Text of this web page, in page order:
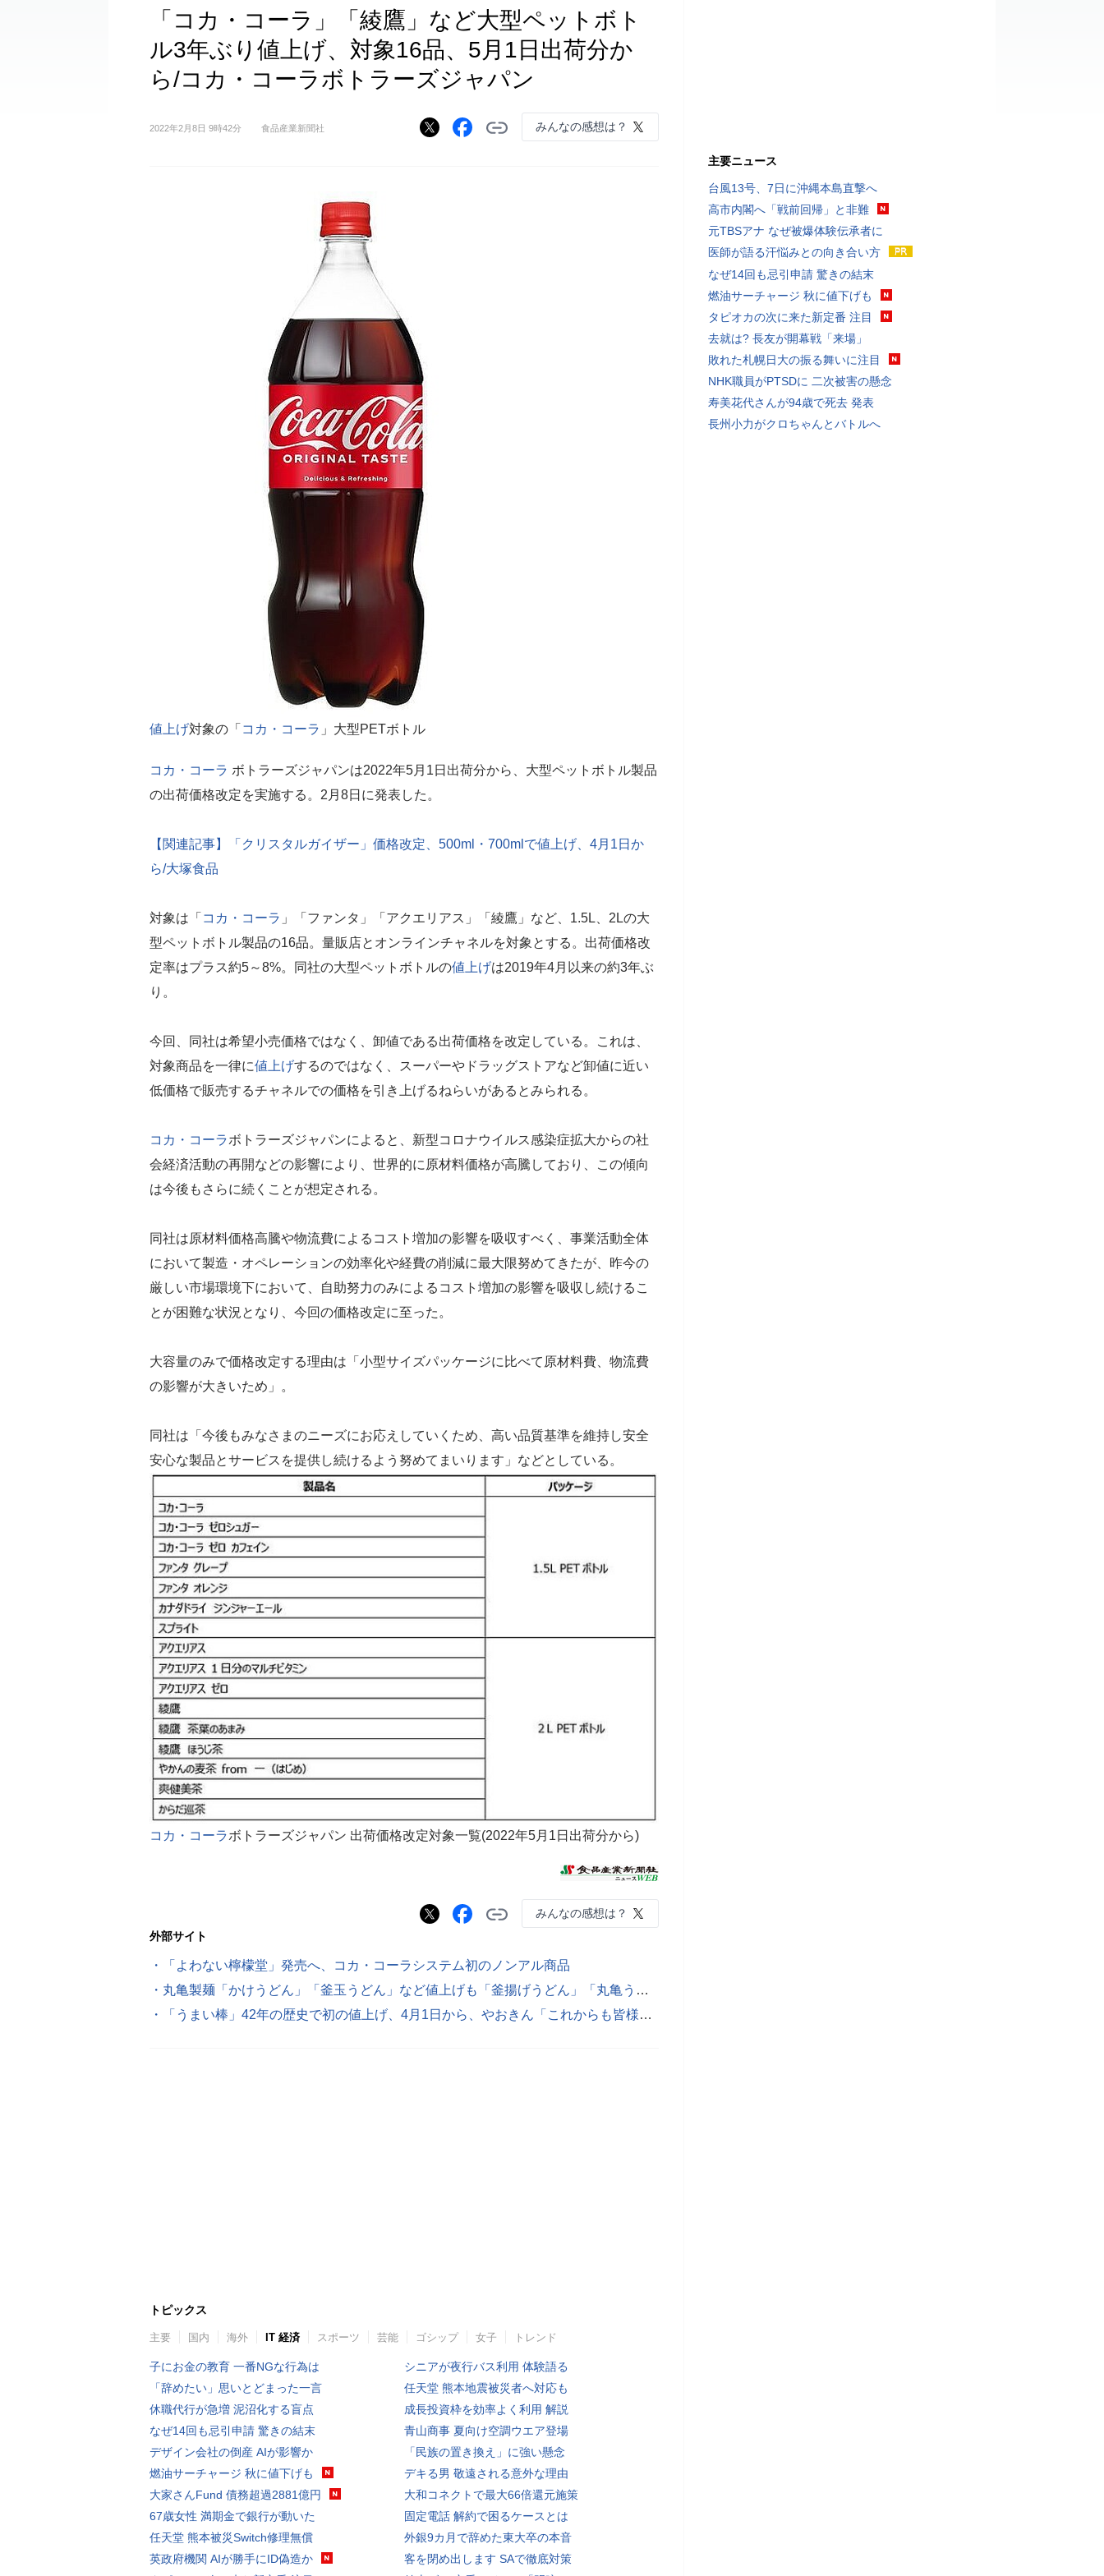
「コカ・コーラ」「綾鷹」など大型ペットボト
ル3年ぶり値上げ、対象16品、5月1日出荷分か
ら/コカ・コーラボトラーズジャパン
2022年2月8日 9時42分 食品産業新聞社 みんなの感想は？
値上げ対象の「 コカ・コーラ 」大型PETボトル
コカ・コーラ ボトラーズジャパンは2022年5月1日出荷分から、大型ペットボトル製品
の出荷価格改定を実施する。2月8日に発表した。
【関連記事】「クリスタルガイザー」価格改定、500ml・700mlで値上げ、4月1日か
ら/大塚食品
対象は「 コカ・コーラ 」「ファンタ」「アクエリアス」「綾鷹」など、1.5L、2Lの大
型ペットボトル製品の16品。量販店とオンラインチャネルを対象とする。出荷価格改
定率はプラス約5～8%。同社の大型ペットボトルの値上げは2019年4月以来の約3年ぶ
り。
今回、同社は希望小売価格ではなく、卸値である出荷価格を改定している。これは、
対象商品を一律に値上げするのではなく、スーパーやドラッグストアなど卸値に近い
低価格で販売するチャネルでの価格を引き上げるねらいがあるとみられる。
コカ・コーラボトラーズジャパンによると、新型コロナウイルス感染症拡大からの社
会経済活動の再開などの影響により、世界的に原材料価格が高騰しており、この傾向
は今後もさらに続くことが想定される。
同社は原材料価格高騰や物流費によるコスト増加の影響を吸収すべく、事業活動全体
において製造・オペレーションの効率化や経費の削減に最大限努めてきたが、昨今の
厳しい市場環境下において、自助努力のみによるコスト増加の影響を吸収し続けるこ
とが困難な状況となり、今回の価格改定に至った。
大容量のみで価格改定する理由は「小型サイズパッケージに比べて原材料費、物流費
の影響が大きいため」。
同社は「今後もみなさまのニーズにお応えしていくため、高い品質基準を維持し安全
安心な製品とサービスを提供し続けるよう努めてまいります」などとしている。
コカ・コーラボトラーズジャパン 出荷価格改定対象一覧(2022年5月1日出荷分から)
みんなの感想は？
外部サイト
・「よわない檸檬堂」発売へ、コカ・コーラシステム初のノンアル商品
・丸亀製麺「かけうどん」「釜玉うどん」など値上げも「釜揚げうどん」「丸亀うどん弁当」は据え置き、2022年1月12日価格改定
・「うまい棒」42年の歴史で初の値上げ、4月1日から、やおきん「これからも皆様に喜んでいただける商品をお届けできるよう努めてまいります」
トピックス
主要 国内 海外 IT 経済 スポーツ 芸能 ゴシップ 女子 トレンド
子にお金の教育 一番NGな行為は
「辞めたい」思いとどまった一言
休職代行が急増 泥沼化する盲点
なぜ14回も忌引申請 驚きの結末
デザイン会社の倒産 AIが影響か
燃油サーチャージ 秋に値下げも
大家さんFund 債務超過2881億円
67歳女性 満期金で銀行が動いた
任天堂 熊本被災Switch修理無償
英政府機関 AIが勝手にID偽造か
シニアが夜行バス利用 体験語る
任天堂 熊本地震被災者へ対応も
成長投資枠を効率よく利用 解説
青山商事 夏向け空調ウエア登場
「民族の置き換え」に強い懸念
デキる男 敬遠される意外な理由
大和コネクトで最大66倍還元施策
固定電話 解約で困るケースとは
外銀9カ月で辞めた東大卒の本音
客を閉め出します SAで徹底対策
主要ニュース
台風13号、7日に沖縄本島直撃へ
高市内閣へ「戦前回帰」と非難
元TBSアナ なぜ被爆体験伝承者に
医師が語る汗悩みとの向き合い方
なぜ14回も忌引申請 驚きの結末
燃油サーチャージ 秋に値下げも
タピオカの次に来た新定番 注目
去就は? 長友が開幕戦「来場」
敗れた札幌日大の振る舞いに注目
NHK職員がPTSDに 二次被害の懸念
寿美花代さんが94歳で死去 発表
長州小力がクロちゃんとバトルへ